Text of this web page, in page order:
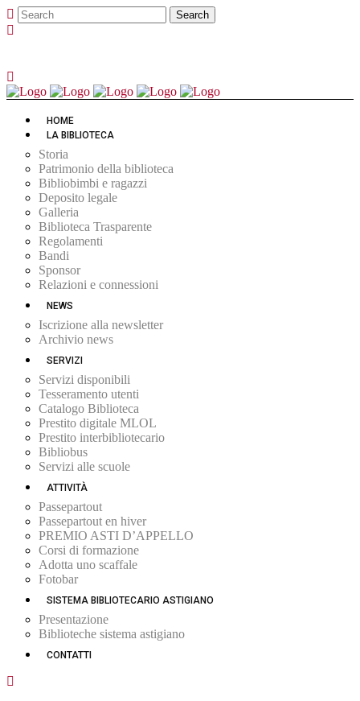
HOME
LA BIBLIOTECA
Storia
Patrimonio della biblioteca
Bibliobimbi e ragazzi
Deposito legale
Galleria
Biblioteca Trasparente
Regolamenti
Bandi
Sponsor
Relazioni e connessioni
NEWS
Iscrizione alla newsletter
Archivio news
SERVIZI
Servizi disponibili
Tesseramento utenti
Catalogo Biblioteca
Prestito digitale MLOL
Prestito interbibliotecario
Bibliobus
Servizi alle scuole
ATTIVITÀ
Passepartout
Passepartout en hiver
PREMIO ASTI D’APPELLO
Corsi di formazione
Adotta uno scaffale
Fotobar
SISTEMA BIBLIOTECARIO ASTIGIANO
Presentazione
Biblioteche sistema astigiano
CONTATTI